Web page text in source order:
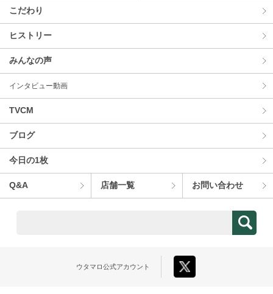
こだわり
ヒストリー
みんなの声
インタビュー動画
TVCM
ブログ
今⽇の1枚
Q&A 店舗⼀覧 お問い合わせ
ウタマロ公式アカウント